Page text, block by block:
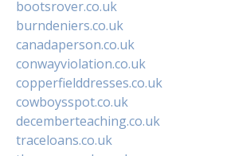
bootsrover.co.uk
burndeniers.co.uk
canadaperson.co.uk
conwayviolation.co.uk
copperfielddresses.co.uk
cowboysspot.co.uk
decemberteaching.co.uk
traceloans.co.uk